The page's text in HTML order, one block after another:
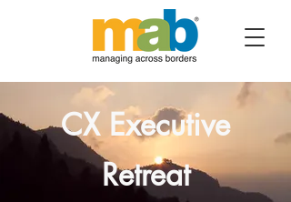
CX Executive
Retreat